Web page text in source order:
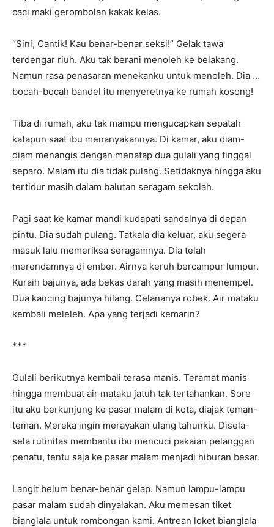
caci maki gerombolan kakak kelas.
“Sini, Cantik! Kau benar-benar seksi!” Gelak tawa
terdengar riuh. Aku tak berani menoleh ke belakang.
Namun rasa penasaran menekanku untuk menoleh. Dia …
bocah-bocah bandel itu menyeretnya ke rumah kosong!
Tiba di rumah, aku tak mampu mengucapkan sepatah
katapun saat ibu menanyakannya. Di kamar, aku diam-
diam menangis dengan menatap dua gulali yang tinggal
separo. Malam itu dia tidak pulang. Setidaknya hingga aku
tertidur masih dalam balutan seragam sekolah.
Pagi saat ke kamar mandi kudapati sandalnya di depan
pintu. Dia sudah pulang. Tatkala dia keluar, aku segera
masuk lalu memeriksa seragamnya. Dia telah
merendamnya di ember. Airnya keruh bercampur lumpur.
Kuraih bajunya, ada bekas darah yang masih menempel.
Dua kancing bajunya hilang. Celananya robek. Air mataku
kembali meleleh. Apa yang terjadi kemarin?
***
Gulali berikutnya kembali terasa manis. Teramat manis
hingga membuat air mataku jatuh tak tertahankan. Sore
itu aku berkunjung ke pasar malam di kota, diajak teman-
teman. Mereka ingin merayakan ulang tahunku. Disela-
sela rutinitas membantu ibu mencuci pakaian pelanggan
penatu, tentu saja ke pasar malam menjadi hiburan besar.
Langit belum benar-benar gelap. Namun lampu-lampu
pasar malam sudah dinyalakan. Aku memesan tiket
bianglala untuk rombongan kami. Antrean loket bianglala